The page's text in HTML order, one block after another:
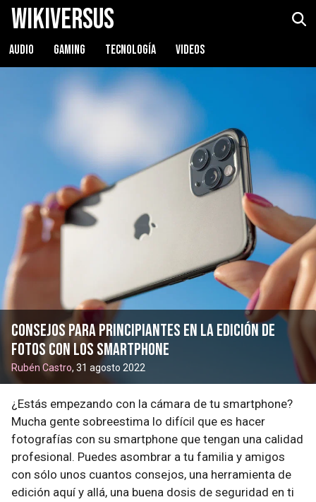
WikiVersus
AUDIO GAMING TECNOLOGÍA VIDEOS
Consejos para principiantes en la edición de
fotos con los smartphone
Rubén Castro, 31 agosto 2022
¿Estás empezando con la cámara de tu smartphone?
Mucha gente sobreestima lo difícil que es hacer
fotografías con su smartphone que tengan una calidad
profesional. Puedes asombrar a tu familia y amigos
con sólo unos cuantos consejos, una herramienta de
edición aquí y allá, una buena dosis de seguridad en ti